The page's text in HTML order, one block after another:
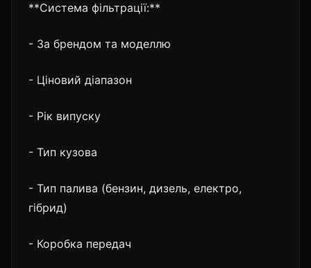
**Система фільтрації:**
- За брендом та моделлю
- Ціновий діапазон
- Рік випуску
- Тип кузова
- Тип палива (бензин, дизель, електро,
гібрид)
- Коробка передач